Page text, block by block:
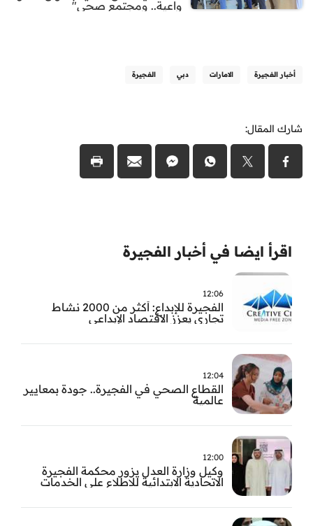
واعية.. ومجتمع صحي"
أخبار الفجيرة الامارات دبي الفجيرة
شارك المقال:
اقرأ ايضا في أخبار الفجيرة
12:06
الفجيرة للإبداع: أكثر من 2000 نشاط
تجاري يعزز الاقتصاد الإبداعي
12:04
القطاع الصحي في الفجيرة.. جودة بمعايير
عالمية
12:00
وكيل وزارة العدل يزور محكمة الفجيرة
الاتحادية الابتدائية للاطلاع على الخدمات